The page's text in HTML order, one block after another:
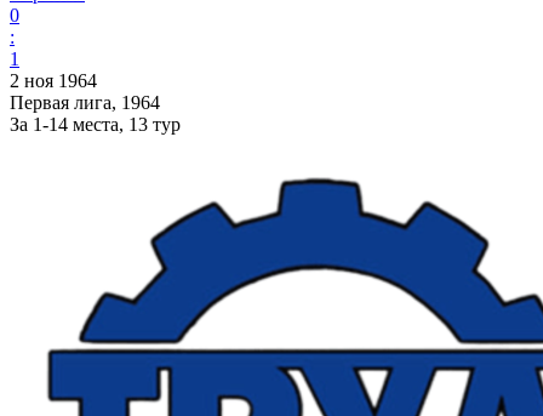
0
:
1
2 ноя 1964
Первая лига, 1964
За 1-14 места, 13 тур